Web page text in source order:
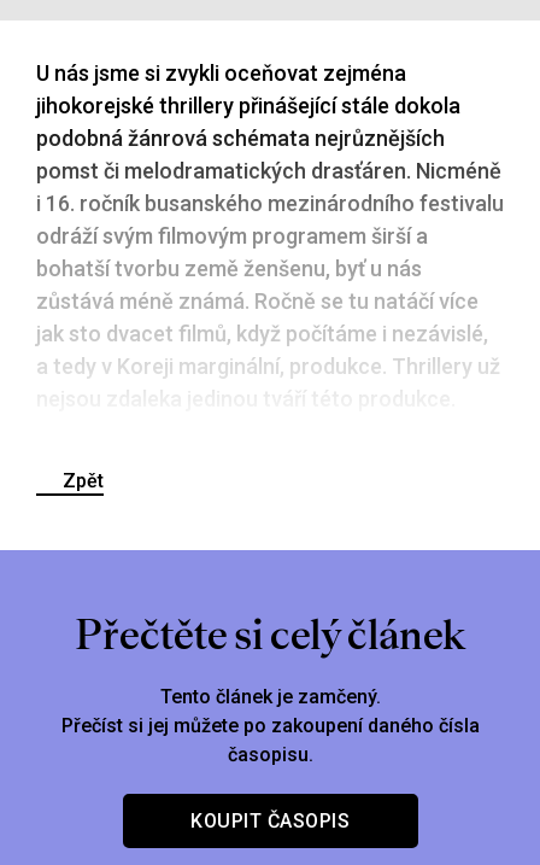
U nás jsme si zvykli oceňovat zejména
jihokorejské thrillery přinášející stále dokola
podobná žánrová schémata nejrůznějších
pomst či melodramatických drasťáren. Nicméně
i 16. ročník busanského mezinárodního festivalu
odráží svým filmovým programem širší a
bohatší tvorbu země ženšenu, byť u nás
zůstává méně známá. Ročně se tu natáčí více
jak sto dvacet filmů, když počítáme i nezávislé,
a tedy v Koreji marginální, produkce. Thrillery už
Zpět
Přečtěte si celý článek
Tento článek je zamčený.
Přečíst si jej můžete po zakoupení daného čísla
časopisu.
KOUPIT ČASOPIS